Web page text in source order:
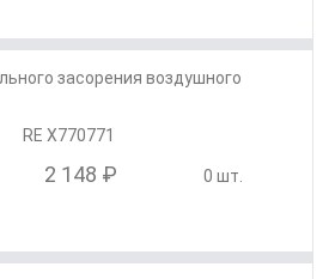
засорения воздушного
RE X770771
2 148 ₽ 0 шт.